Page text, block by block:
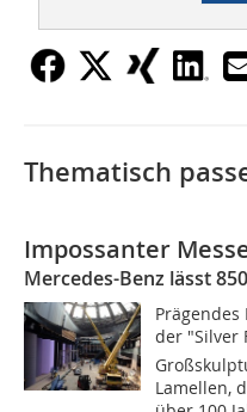
Thematisch
Impossanter
Mercedes-Benz lässt
der "Silver
Lamellen,